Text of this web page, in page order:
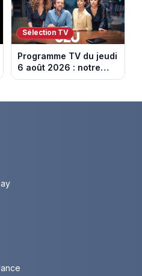
Sélection TV
Programme TV du jeudi
6 août 2026 : notre
sélection pour votre